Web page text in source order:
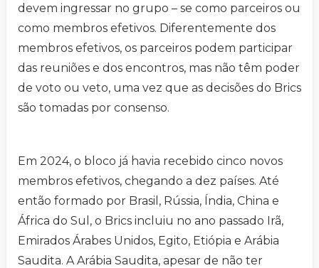
devem ingressar no grupo – se como parceiros ou
como membros efetivos. Diferentemente dos
membros efetivos, os parceiros podem participar
das reuniões e dos encontros, mas não têm poder
de voto ou veto, uma vez que as decisões do Brics
são tomadas por consenso.
Em 2024, o bloco já havia recebido cinco novos
membros efetivos, chegando a dez países. Até
então formado por Brasil, Rússia, Índia, China e
África do Sul, o Brics incluiu no ano passado Irã,
Emirados Árabes Unidos, Egito, Etiópia e Arábia
Saudita. A Arábia Saudita, apesar de não ter